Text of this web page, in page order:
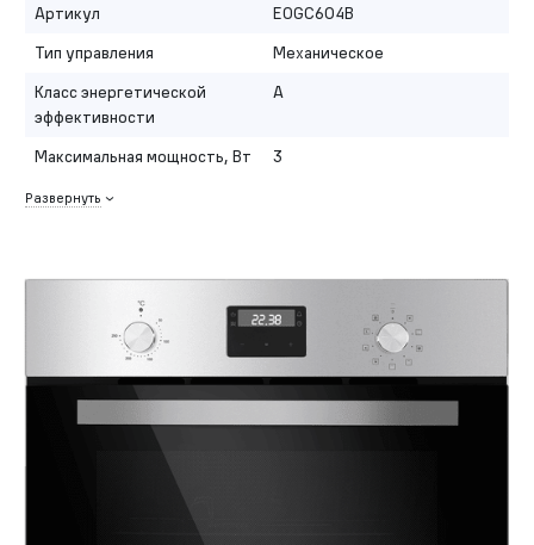
Артикул
EOGC604B
Тип управления
Механическое
Класс энергетической
эффективности
A
Максимальная мощность, Вт 3
Развернуть